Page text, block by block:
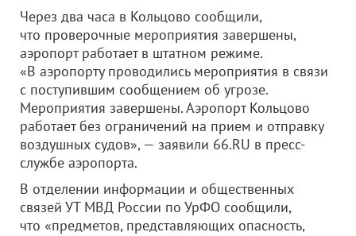
Через два часа в Кольцово сообщили,
что проверочные мероприятия завершены,
аэропорт работает в штатном режиме.
«В аэропорту проводились мероприятия в связи
с поступившим сообщением об угрозе.
Мероприятия завершены. Аэропорт Кольцово
работает без ограничений на прием и отправку
воздушных судов», — заявили 66.RU в пресс-
службе аэропорта.
В отделении информации и общественных
связей УТ МВД России по УрФО сообщили,
что «предметов, представляющих опасность,